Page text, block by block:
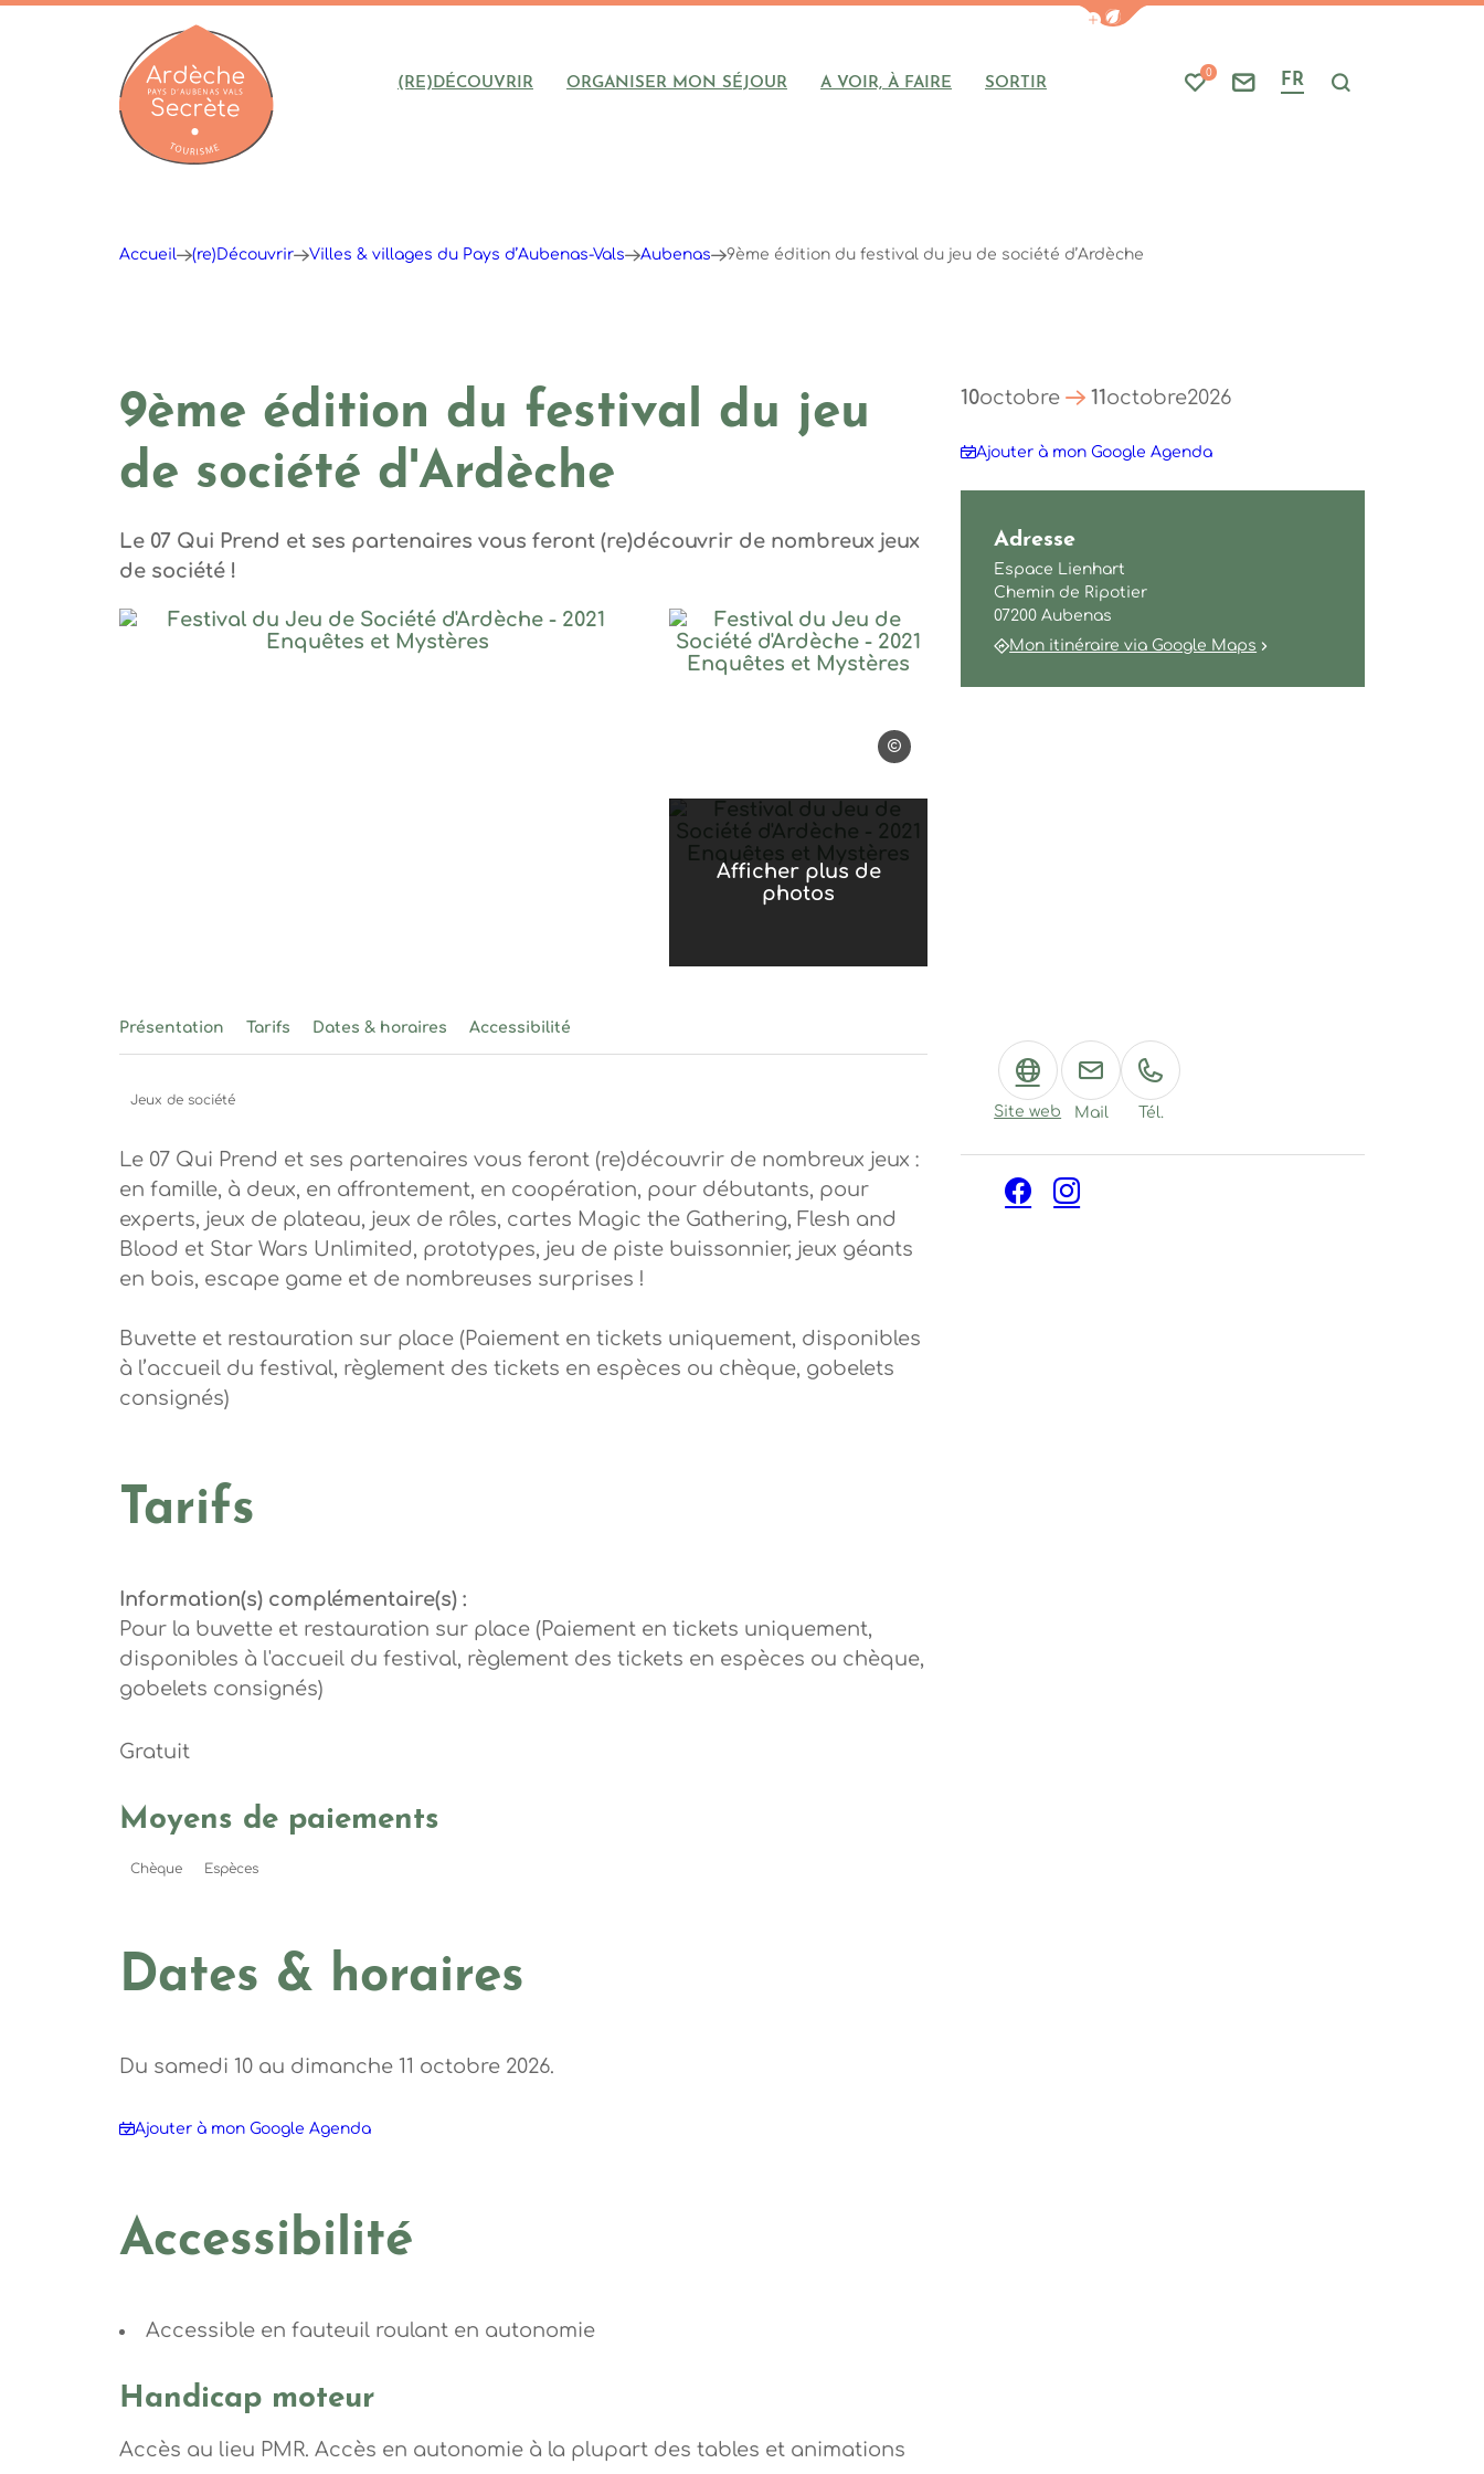
Afficher la barre de navigation du
(RE)DÉCOUVRIR ORGANISER MON SÉJOUR A VOIR, À FAIRE SORTIR Mes favoris
0
Nous contacter
FR Je recherche
Accueil (re)Découvrir Villes & villages du Pays d’Aubenas-Vals Aubenas 9ème édition du festival du jeu de société d’Ardèche
9ème édition du festival du jeu
de société d'Ardèche
Le 07 Qui Prend et ses partenaires vous feront (re)découvrir de nombreux jeux
de société !
Festival du Jeu de Société d'Ardèche – 2021 Enquêtes et MystèresFestival du Jeu de Société d'Ardèche – 2021 Enquêtes et Mystères, © Gûlwen Heide
Gûlwen Heide
Afficher plus de
photos
Festival du Jeu de Société d'Ardèche – 2021 Enquêtes et Mystères, © Gûlwen Heide
Festival du Jeu de Société d'Ardèche – 2021 Enquêtes et Mystères – Jeux géants en bois, © Gûlwen Heide
Gûlwen Heide
Gûlwen Heide
Festival du Jeu de Société d'Ardèche – 2021 Enquêtes et Mystères – Initiation Magic the Gathering
Festival du Jeu de Société d'Ardèche – 2021 Enquêtes et Mystères – Escape Caravane
Gûlwen Heide
Festival du Jeu de Société d'Ardèche – 2021 Enquêtes et Mystères – Initiation jeu de rôles
Présentation Tarifs Dates & horaires Accessibilité
Jeux de société
Le 07 Qui Prend et ses partenaires vous feront (re)découvrir de nombreux jeux :
en famille, à deux, en affrontement, en coopération, pour débutants, pour
experts, jeux de plateau, jeux de rôles, cartes Magic the Gathering, Flesh and
Blood et Star Wars Unlimited, prototypes, jeu de piste buissonnier, jeux géants
en bois, escape game et de nombreuses surprises !
Buvette et restauration sur place (Paiement en tickets uniquement, disponibles
à l’accueil du festival, règlement des tickets en espèces ou chèque, gobelets
consignés)
Tarifs
Information(s) complémentaire(s) :
Pour la buvette et restauration sur place (Paiement en tickets uniquement,
disponibles à l'accueil du festival, règlement des tickets en espèces ou chèque,
gobelets consignés)
Gratuit
Moyens de paiements
Chèque Espèces
Dates & horaires
Du samedi 10 au dimanche 11 octobre 2026.
Ajouter à mon Google Agenda
Accessibilité
Accessible en fauteuil roulant en autonomie
Handicap moteur
Accès au lieu PMR. Accès en autonomie à la plupart des tables et animations
10octobre 11 octobre2026
Ajouter à mon Google Agenda
Adresse
Espace Lienhart
Chemin de Ripotier
07200 Aubenas
Mon itinéraire via Google Maps
Site web Mail Tél.
FacebookInstagram